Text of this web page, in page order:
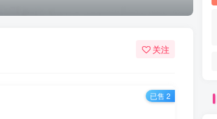
关注
已售 2